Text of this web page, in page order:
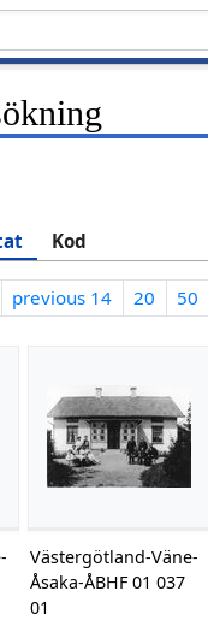
Kod
previous 14 20 50
Västergötland-Väne-
Åsaka-ÅBHF 01 037
01